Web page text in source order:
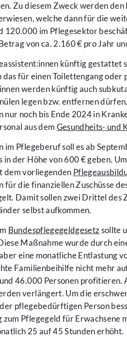
Zu diesem Zweck werden
welche dann für die
120.000 im Pflegesektor
von ca. 2.160 € pro Jahr
künftig gestattet
das für einen Toilettengang
werden künftig auch
legen bzw. entfernen
nur noch bis Ende 2024 in
aus dem Gesundheits- und
im Pflegeberuf soll es ab
in der Höhe von 600 € geben.
dem vorliegenden
für die finanziellen Zuschüsse
Damit sollen zwei Drittel des
selbst aufkommen.
Bundespflegegeldgesetzsollte
Maßnahme wurde durch
eine monatliche Entlastung
Familienbeihilfe nicht mehr
46.000 Personen profitieren.
verlängert. Um die
pflegebedürftigen Person
zum Pflegegeld für Erwachsene
25 auf 45 Stunden erhöht.